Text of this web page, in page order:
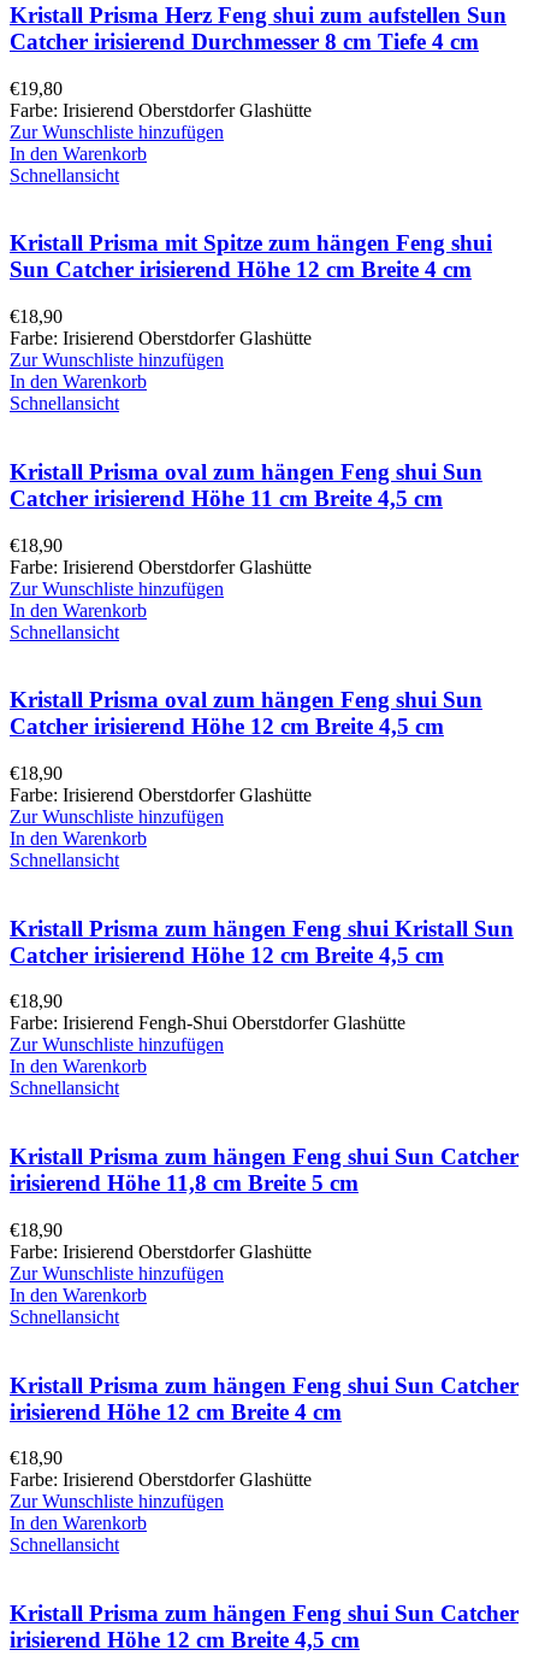
Kristall Prisma Herz Feng shui zum aufstellen Sun
Catcher irisierend Durchmesser 8 cm Tiefe 4 cm
€19,80
Farbe: Irisierend Oberstdorfer Glashütte
Zur Wunschliste hinzufügen
In den Warenkorb
Schnellansicht
Kristall Prisma mit Spitze zum hängen Feng shui
Sun Catcher irisierend Höhe 12 cm Breite 4 cm
€18,90
Farbe: Irisierend Oberstdorfer Glashütte
Zur Wunschliste hinzufügen
In den Warenkorb
Schnellansicht
Kristall Prisma oval zum hängen Feng shui Sun
Catcher irisierend Höhe 11 cm Breite 4,5 cm
€18,90
Farbe: Irisierend Oberstdorfer Glashütte
Zur Wunschliste hinzufügen
In den Warenkorb
Schnellansicht
Kristall Prisma oval zum hängen Feng shui Sun
Catcher irisierend Höhe 12 cm Breite 4,5 cm
€18,90
Farbe: Irisierend Oberstdorfer Glashütte
Zur Wunschliste hinzufügen
In den Warenkorb
Schnellansicht
Kristall Prisma zum hängen Feng shui Kristall Sun
Catcher irisierend Höhe 12 cm Breite 4,5 cm
€18,90
Farbe: Irisierend Fengh-Shui Oberstdorfer Glashütte
Zur Wunschliste hinzufügen
In den Warenkorb
Schnellansicht
Kristall Prisma zum hängen Feng shui Sun Catcher
irisierend Höhe 11,8 cm Breite 5 cm
€18,90
Farbe: Irisierend Oberstdorfer Glashütte
Zur Wunschliste hinzufügen
In den Warenkorb
Schnellansicht
Kristall Prisma zum hängen Feng shui Sun Catcher
irisierend Höhe 12 cm Breite 4 cm
€18,90
Farbe: Irisierend Oberstdorfer Glashütte
Zur Wunschliste hinzufügen
In den Warenkorb
Schnellansicht
Kristall Prisma zum hängen Feng shui Sun Catcher
irisierend Höhe 12 cm Breite 4,5 cm